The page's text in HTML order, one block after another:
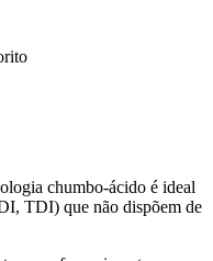
chumbo-ácido é ideal
TDI) que não dispõem de